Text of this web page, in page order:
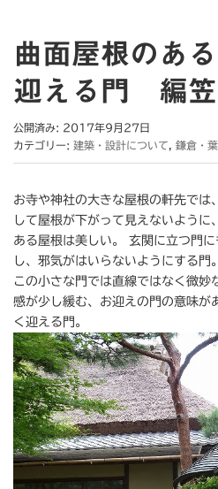
曲面屋根のあ
迎える門 編笠
公開済み: 2017年9月27日
カテゴリー: 建築・設計について 鎌倉・
お寺や神社の大きな屋根の軒先では
して屋根が下がって見えないように
ある屋根は美しい。 玄関に立つ門
し、邪気がはいらないようにする門
この小さな門では直線ではなく微妙
感が少し緩む、お迎えの門の意味が
く迎える門。